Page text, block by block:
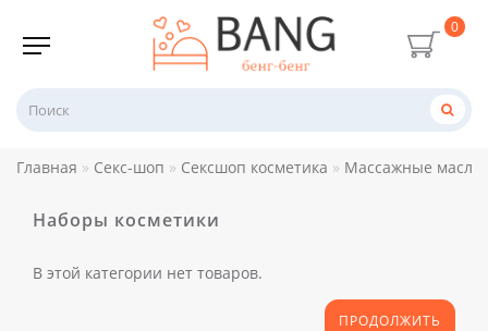
0
Главная Секс-шоп Сексшоп косметика Массажные масла
Наборы косметики
В этой категории нет товаров.
ПРОДОЛЖИТЬ